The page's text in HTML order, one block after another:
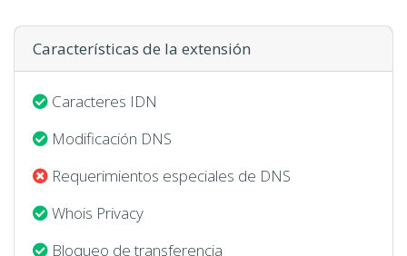
Características de la extensión
Caracteres IDN
Modificación DNS
Requerimientos especiales de DNS
Whois Privacy
Bloqueo de transferencia